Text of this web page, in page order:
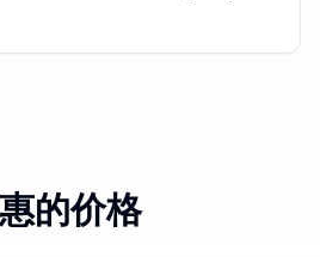
的价格